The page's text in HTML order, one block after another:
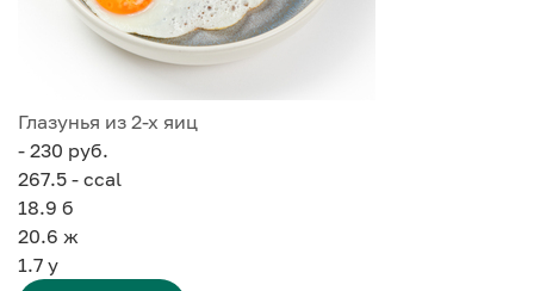
Глазунья из 2-х яиц
- 230 руб.
267.5 - ccal
18.9 б
20.6 ж
1.7 у